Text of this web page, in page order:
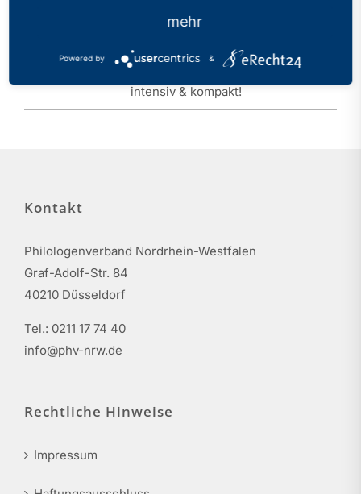
auch mit Blick auf KI
2026 B045 |
Bewerbungstraining
intensiv & kompakt!
Kontakt
Philologenverband Nordrhein-Westfalen
Graf-Adolf-Str. 84
40210 Düsseldorf
Tel.: 0211 17 74 40
info@phv-nrw.de
Rechtliche Hinweise
Impressum
mehr
Powered by &